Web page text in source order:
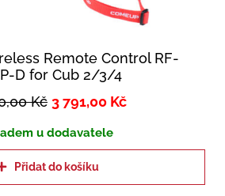
Remote Control RF-
D for Cub 2/3/4
Kč 3 791,00 Kč
u dodavatele
Přidat do košíku